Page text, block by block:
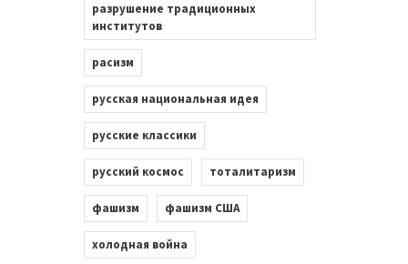
разрушение традиционных
институтов
расизм
русская национальная идея
русские классики
русский космос тоталитаризм
фашизм фашизм США
холодная война